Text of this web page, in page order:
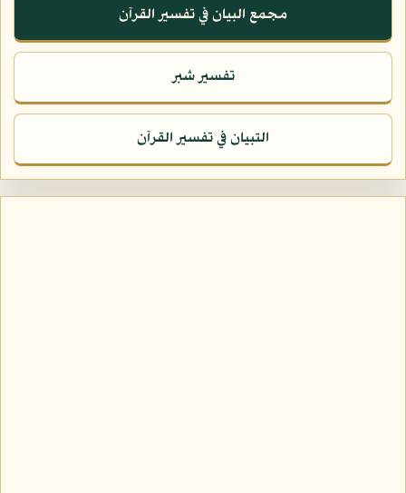
مجمع البيان في تفسير القرآن
تفسير شبر
التبيان في تفسير القرآن